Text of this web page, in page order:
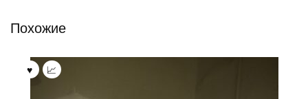
Похожие